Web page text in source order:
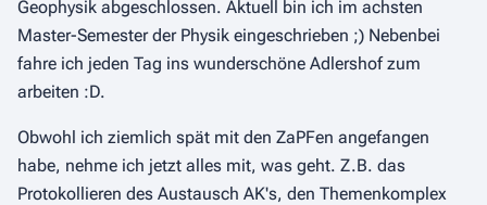
Geophysik abgeschlossen. Aktuell bin ich im achsten
Master-Semester der Physik eingeschrieben ;) Nebenbei
fahre ich jeden Tag ins wunderschöne Adlershof zum
arbeiten :D.
Obwohl ich ziemlich spät mit den ZaPFen angefangen
habe, nehme ich jetzt alles mit, was geht. Z.B. das
Protokollieren des Austausch AK's, den Themenkomplex